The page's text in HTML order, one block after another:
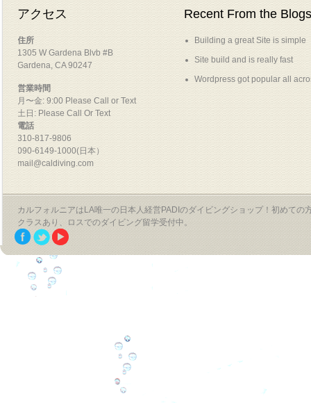
アクセス
住所
1305 W Gardena Blvb #B
Gardena, CA 90247
営業時間
月〜金: 9:00 Please Call or Text
土日: Please Call Or Text
電話
310-817-9806
090-6149-1000(日本）
mail@caldiving.com
Recent From the
Building a great Site is simple
Site build and is really fast
Wordpress got popular all
カルフォルニアはLA唯一の日本人経営PADIのダイビングショップ！初めて
クラスあり、ロスでのダイビング留学受付中。